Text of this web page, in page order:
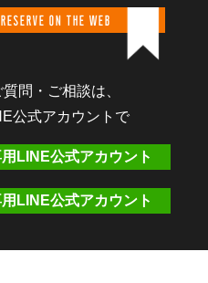
RESERVE ON THE WEB
質問・ご相談は、
公式アカウントで
LINE公式アカウント
LINE公式アカウント